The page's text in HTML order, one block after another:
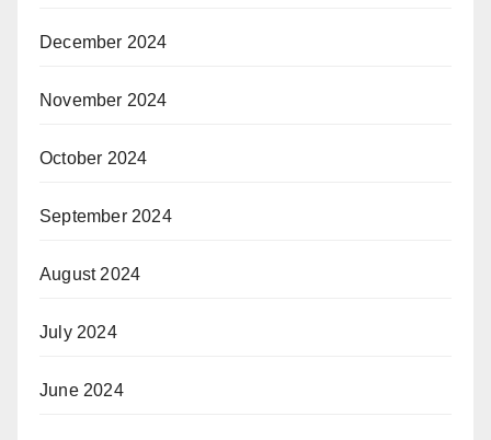
December 2024
November 2024
October 2024
September 2024
August 2024
July 2024
June 2024